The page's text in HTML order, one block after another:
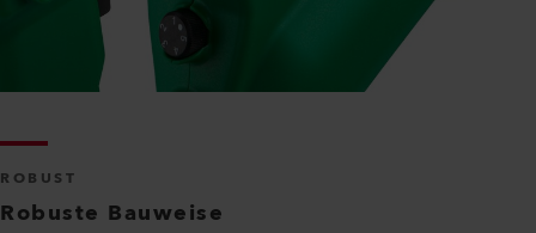
ROBUST
Robuste Bauweise